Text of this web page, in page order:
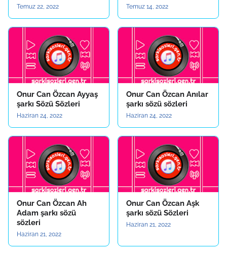
Temuz 22, 2022 Temuz 14, 2022
Onur Can Özcan Ayyaş
şarkı Sözü Sözleri
Haziran 24, 2022
Onur Can Özcan Anılar
şarkı sözü sözleri
Haziran 24, 2022
Onur Can Özcan Ah
Adam şarkı sözü
sözleri
Haziran 21, 2022
Onur Can Özcan Aşk
şarkı sözü Sözleri
Haziran 21, 2022